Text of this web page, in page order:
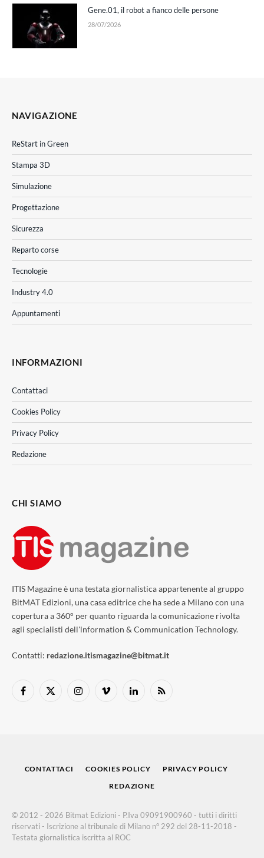
Gene.01, il robot a fianco delle persone
28/07/2026
NAVIGAZIONE
ReStart in Green
Stampa 3D
Simulazione
Progettazione
Sicurezza
Reparto corse
Tecnologie
Industry 4.0
Appuntamenti
INFORMAZIONI
Contattaci
Cookies Policy
Privacy Policy
Redazione
CHI SIAMO
ITIS Magazine è una testata giornalistica appartenente al gruppo
BitMAT Edizioni, una casa editrice che ha sede a Milano con una
copertura a 360° per quanto riguarda la comunicazione rivolta
agli specialisti dell'lnformation & Communication Technology.
Contatti: redazione.itismagazine@bitmat.it
Facebook
X
InstagramVimeo LinkedInRSS
CONTATTACI COOKIES POLICY
PRIVACY POLICY
REDAZIONE
© 2012 - 2026 Bitmat Edizioni - P.Iva 09091900960 - tutti i diritti
riservati - Iscrizione al tribunale di Milano n° 292 del 28-11-2018 -
Testata giornalistica iscritta al ROC